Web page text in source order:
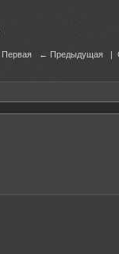
Первая ← Предыдущая |